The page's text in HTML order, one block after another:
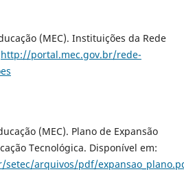
(MEC). Instituições da Rede
http://portal.mec.gov.br/rede-
(MEC). Plano de Expansão
Tecnológica. Disponível em:
arquivos/pdf/